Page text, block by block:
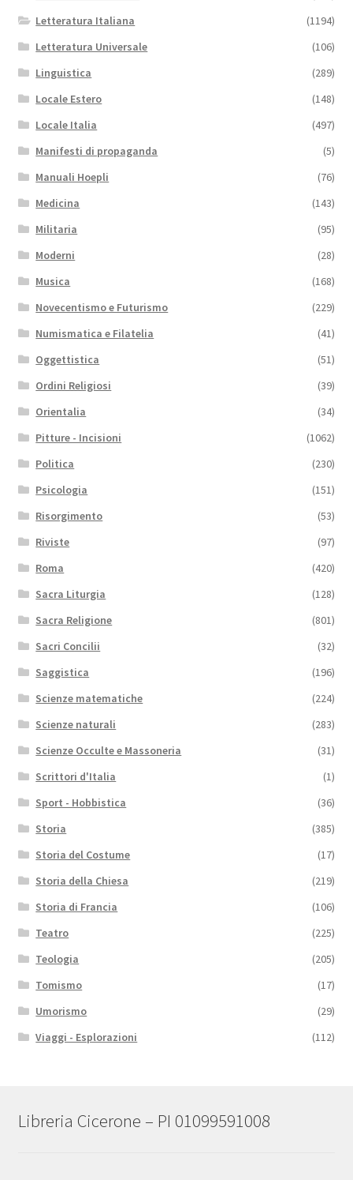
Letteratura Italiana
(1194)
Letteratura Universale
(106)
Linguistica
(289)
Locale Estero
(148)
Locale Italia
(497)
Manifesti di propaganda
(5)
Manuali Hoepli
(76)
Medicina
(143)
Militaria
(95)
Moderni
(28)
Musica
(168)
Novecentismo e Futurismo
(229)
Numismatica e Filatelia
(41)
Oggettistica
(51)
Ordini Religiosi
(39)
Orientalia
(34)
Pitture - Incisioni
(1062)
Politica
(230)
Psicologia
(151)
Risorgimento
(53)
Riviste
(97)
Roma
(420)
Sacra Liturgia
(128)
Sacra Religione
(801)
Sacri Concilii
(32)
Saggistica
(196)
Scienze matematiche
(224)
Scienze naturali
(283)
Scienze Occulte e Massoneria
(31)
Scrittori d'Italia
(1)
Sport - Hobbistica
(36)
Storia
(385)
Storia del Costume
(17)
Storia della Chiesa
(219)
Storia di Francia
(106)
Teatro
(225)
Teologia
(205)
Tomismo
(17)
Umorismo
(29)
Viaggi - Esplorazioni
(112)
Libreria Cicerone – PI 01099591008